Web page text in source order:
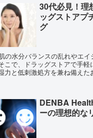
30代必見！理
ッグストアプ
グ
の水分バランスの乱れやエ
こで、ドラッグストアで手
力と低刺激処方を兼ね備えた
DENBA
ーの理想的な